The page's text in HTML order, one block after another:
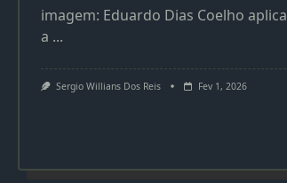
imagem: Eduardo Dias Coelho aplica
a ...
Sergio Willians Dos Reis Fev 1, 2026